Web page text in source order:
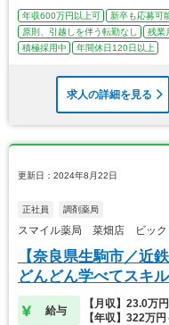
年収600万円以上可 新卒も応募可
原則、引越しを伴う転勤なし
残業
積極採用中
年間休日120日以上
求人の詳細を見る
更新日：2024年8月22日
正社員 調剤薬局
スマイル薬局 菜畑店 ビック
【奈良県生駒市／近
どんどん学べてスキ
す。
給与
【月収】23.0万
【年収】322万